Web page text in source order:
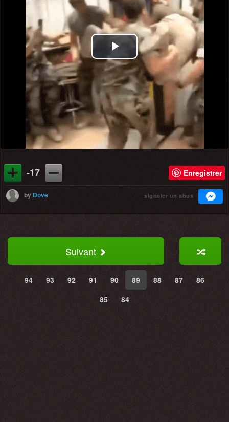
Play
Video
-17 Enregistrer
by Dove signaler un abus
Suivant
94 93 92 91 90 89 88 87
86
85
84